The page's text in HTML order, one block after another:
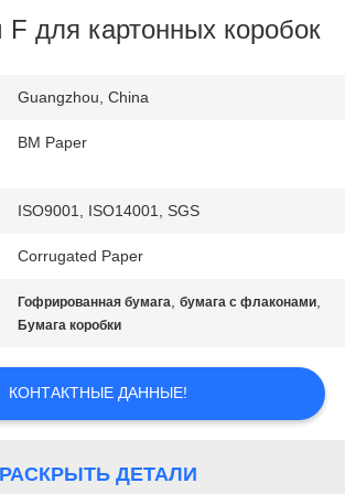
для картонных коробок
Guangzhou, China
BM Paper
ISO9001, ISO14001, SGS
Corrugated Paper
Гофрированная бумага,бумага с флаконами,
Бумага коробки
КОНТАКТНЫЕ ДАННЫЕ!
РАСКРЫТЬ ДЕТАЛИ